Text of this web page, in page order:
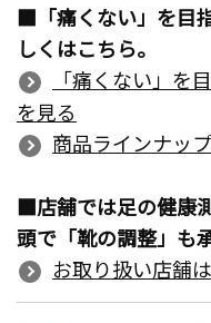
■「痛くない」を目
しくはこちら。
「痛くない」を
を見る
商品ラインナッ
■店舗では足の健康
頭で「靴の調整」も
お取り扱い店舗